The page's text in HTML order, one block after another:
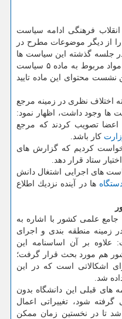
انقلاب فرهنگی ادامه سیاست
از دیگر موضوعات مطرح در
جلسه گذشته این سیاست ها
مطرح شده بود، ولی یكی از بندها و مواد مربوط به ماده ۵ سیاست
نشست محتوای این ماده تایید
اختلاف نظری در زمینه مرجع
ماده ۵ این سیاست ها وجود داشت، اظهار نمود:
اعضا تصویب كردند كه مرجع
كار باشد.
كردیم كه گزارش های
ستاد قرار دهد.
های اجرایی اشتغال دانش
ها در آینده نزدیك اطلاع
جامع علمی كشور با اشاره به
زمینه منطقه بندی و اجرای
بر آن اساسنامه این
هم مورد بحث قرار گرفت؛
اشكالاتی است كه در این
شد.
های قبلی این دانشگاه بدون
گرفته شود، تغییراتی اعمال
شد تا در نخستین زمان ممكن